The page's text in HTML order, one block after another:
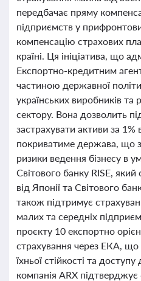
передбачає пряму
підприємств у
компенсацію страхових
країні. Ця ініціатива, що
Експортно-кредитним
частиною державної
українських виробників та
сектору. Вона дозволить
застрахувати активи за 1%
покриватиме держава, що
ризики ведення бізнесу в
Світового банку RISE,
від Японії та Світового
також підтримує
малих та середніх
проєкту 10 експортно
страхування через ЕКА,
їхньої стійкості та
компанія ARX підтверджує